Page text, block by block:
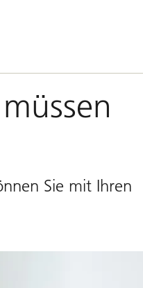
Sie mit Ihren